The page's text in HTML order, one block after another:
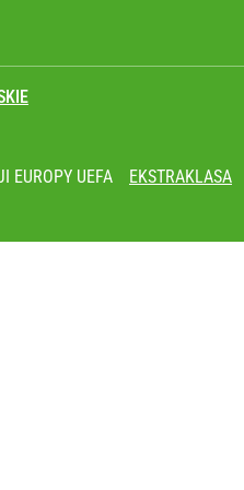
zamiast mistrzostw Europy
EUROPY UEFA EKSTRAKLASA